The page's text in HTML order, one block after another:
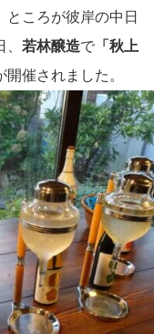
ところが彼岸の中日
若林醸造で 「秋上
催されました。